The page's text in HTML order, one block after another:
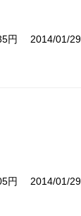
円 2014/01/29
円 2014/01/29